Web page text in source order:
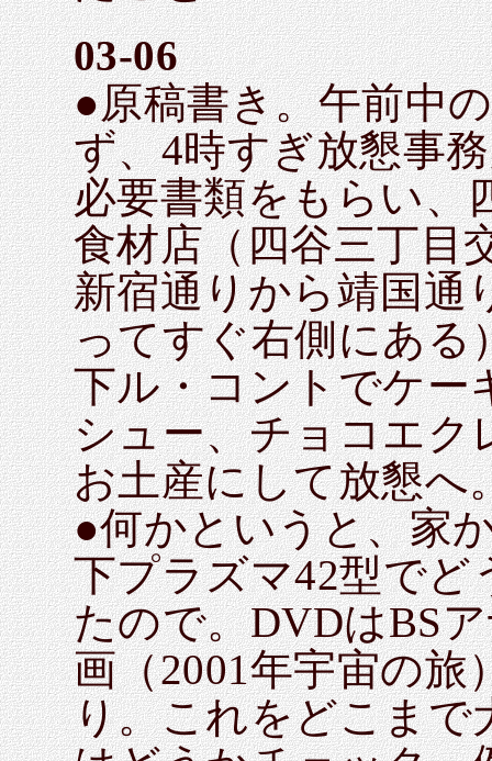
03-06
●原稿書き。午前中
ず、4時すぎ放懇事
必要書類をもらい、
食材店（四谷三丁目
新宿通りから靖国通
ってすぐ右側にある
下ル・コントでケー
シュー、チョコエク
お土産にして放懇へ
●何かというと、家
下プラズマ42型で
たので。DVDはBS
画（2001年宇宙の旅
り。これをどこまで